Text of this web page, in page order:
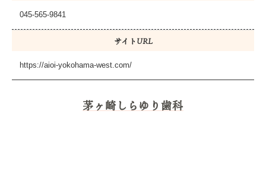
045-565-9841
サイトURL
https://aioi-yokohama-west.com/
茅ヶ崎しらゆり歯科